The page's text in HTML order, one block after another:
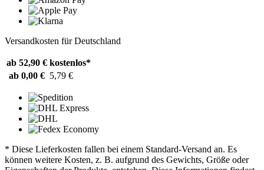
Versandkosten für Deutschland
ab 52,90 € kostenlos*
ab 0,00 € 5,79 €
* Diese Lieferkosten fallen bei einem Standard-Versand an. Es
können weitere Kosten, z. B. aufgrund des Gewichts, Größe oder